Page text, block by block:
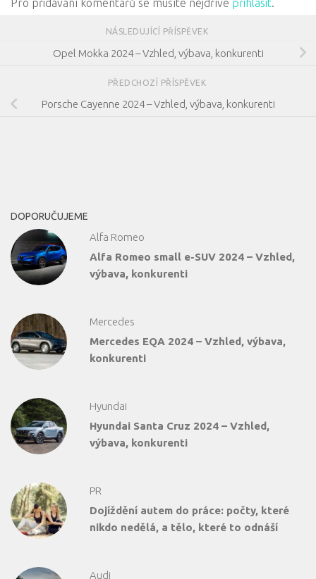
Pro přidávání komentářů se musíte nejdříve přihlásit.
NÁSLEDUJÍCÍ PŘÍSPĚVEK
Opel Mokka 2024 – Vzhled, výbava, konkurenti
PŘEDCHOZÍ PŘÍSPĚVEK
Porsche Cayenne 2024 – Vzhled, výbava, konkurenti
DOPORUČUJEME
Alfa Romeo
Alfa Romeo small e-SUV 2024 – Vzhled,
výbava, konkurenti
Mercedes
Mercedes EQA 2024 – Vzhled, výbava,
konkurenti
Hyundai
Hyundai Santa Cruz 2024 – Vzhled,
výbava, konkurenti
PR
Dojíždění autem do práce: počty, které
nikdo nedělá, a tělo, které to odnáší
Audi